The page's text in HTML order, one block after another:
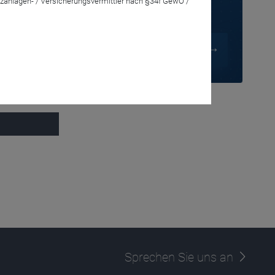
Fonds.
Sprechen Sie uns an